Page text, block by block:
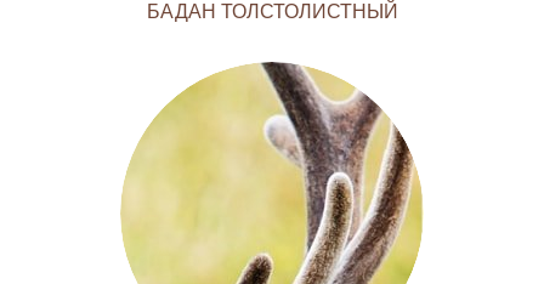
БАДАН ТОЛСТОЛИСТНЫЙ